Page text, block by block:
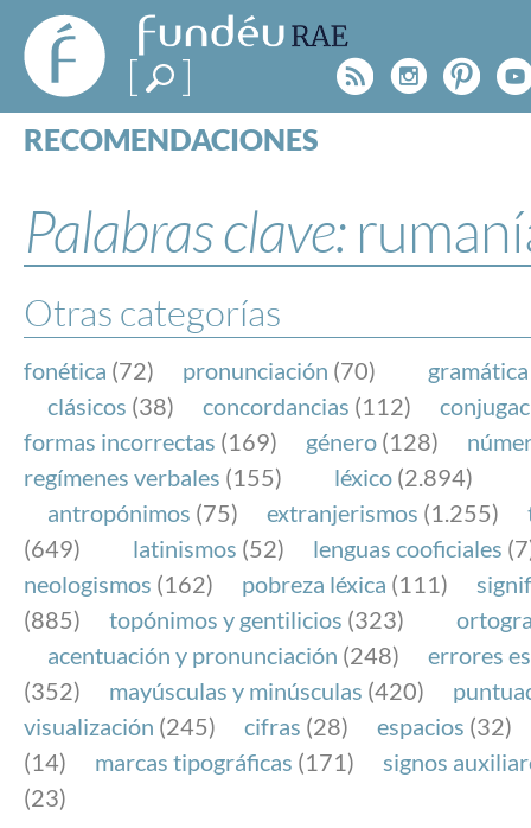
FundéuRAE
- Fundación
del Español
Urgente
Rss
RECOMENDACIONES
ESPECIALES
BLOG
NOTICIAS
SOBRE LA FUNDÉURAE
FundéuRAE es una fundación patrocinada por la
y la Real Academia Española, cuyo objetivo es
el buen uso del español en los medios de
Internet.
Palabras clave:
Otras categorías
fonética (72) pronunciación (70) gramática
clásicos (38) concordancias (112)
formas incorrectas (169) género (128)
regímenes verbales (155) léxico (2.894)
antropónimos (75) extranjerismos (1.255)
(649)
latinismos (52) lenguas cooficiales
neologismos (162) pobreza léxica (111)
(885)
topónimos y gentilicios (323)
acentuación y pronunciación (248)
errores
(352)
mayúsculas y minúsculas (420)
visualización (245) cifras (28) espacios (32)
(14)
marcas tipográficas (171)
signos
(23)